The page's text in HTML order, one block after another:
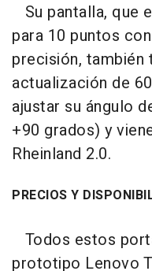
Su pantalla, que
para 10 puntos
precisión, también
actualización de
ajustar su ángulo
+90 grados) y
Rheinland 2.0.
PRECIOS Y
Todos estos
prototipo Lenovo